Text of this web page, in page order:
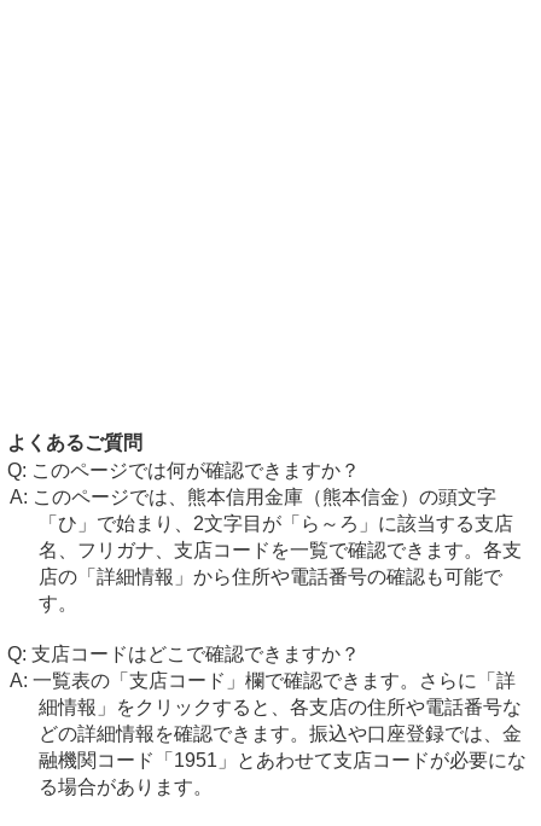
よくあるご質問
このページでは何が確認できますか？
このページでは、熊本信用金庫（熊本信金）の頭文字
「ひ」で始まり、2文字目が「ら～ろ」に該当する支店
名、フリガナ、支店コードを一覧で確認できます。各支
店の「詳細情報」から住所や電話番号の確認も可能で
す。
支店コードはどこで確認できますか？
一覧表の「支店コード」欄で確認できます。さらに「詳
細情報」をクリックすると、各支店の住所や電話番号な
どの詳細情報を確認できます。振込や口座登録では、金
融機関コード「1951」とあわせて支店コードが必要にな
る場合があります。